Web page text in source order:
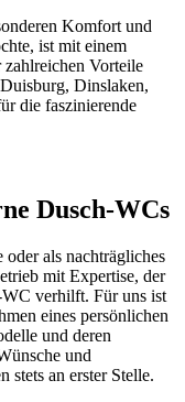
Komfort und
ist mit einem
zahlreichen Vorteile
Dinslaken,
die faszinierende
Dusch-WCs
als nachträgliches
mit Expertise, der
verhilft. Für uns ist
eines persönlichen
und deren
und
stets an erster Stelle.